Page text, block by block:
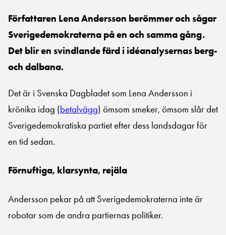
Författaren Lena Andersson berömmer och sågar
Sverigedemokraterna på en och samma gång.
Det blir en svindlande färd i idéanalysernas berg-
och dalbana.
Det är i Svenska Dagbladet som Lena Andersson i
krönika idag (betalvägg) ömsom smeker, ömsom slår det
Sverigedemokratiska partiet efter dess landsdagar för
en tid sedan.
Förnuftiga, klarsynta, rejäla
Andersson pekar på att Sverigedemokraterna inte är
robotar som de andra partiernas politiker.